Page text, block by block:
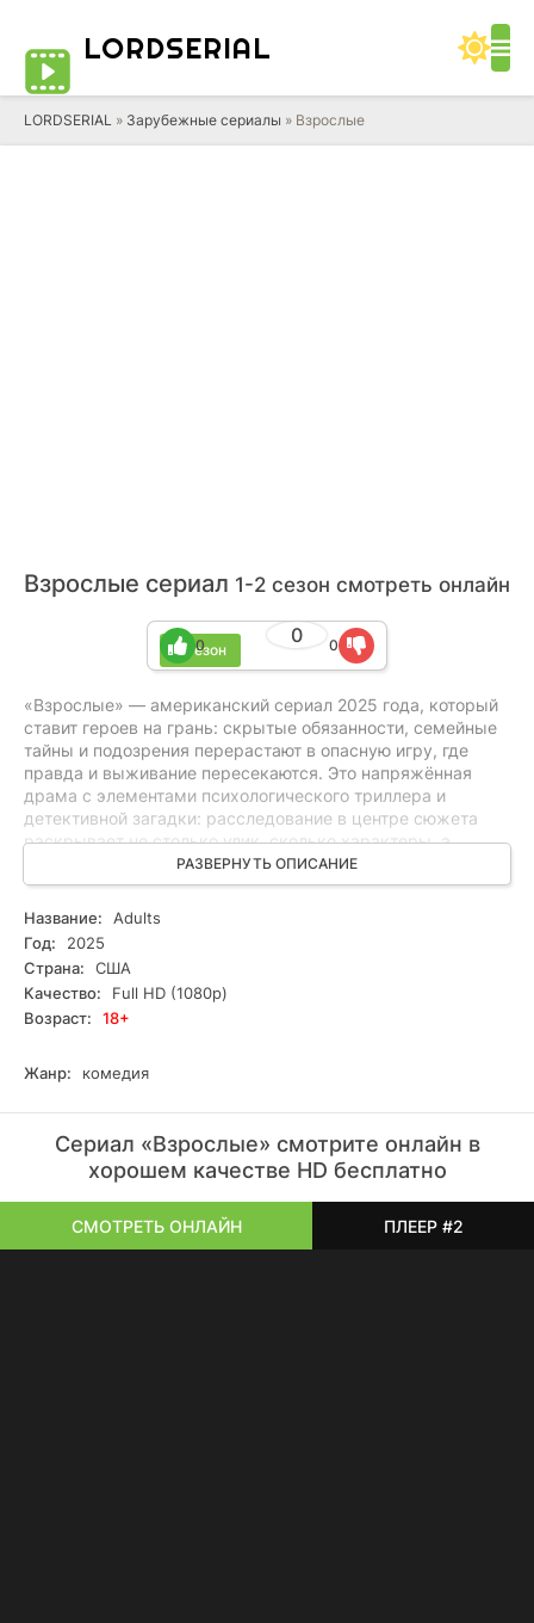
LORDSERIAL
LORDSERIAL » Зарубежные сериалы » Взрослые
Взрослые сериал 1-2 сезон смотреть онлайн
2 сезон
0
0 0
«Взрослые» — американский сериал 2025 года, который
ставит героев на грань: скрытые обязанности, семейные
тайны и подозрения перерастают в опасную игру, где
правда и выживание пересекаются. Это напряжённая
драма с элементами психологического триллера и
детективной загадки: расследование в центре сюжета
раскрывает не столько улик, сколько характеры, а
главный конфликт держит под постоянным напряжением.
Сериал подойдёт тем, кто любит эмоционально
выверенные истории, закрученные интриги и моральные
ответам, не теряя темпа. Смотрите онлайн все серии
бесплатно в HD, в хорошем качестве.
РАЗВЕРНУТЬ ОПИСАНИЕ
Название:
Adults
Год:
2025
Страна:
США
Качество:
Full HD (1080p)
Возраст:
18+
Жанр: комедия
Сериал «Взрослые» смотрите онлайн в
хорошем качестве HD бесплатно
СМОТРЕТЬ ОНЛАЙН ПЛЕЕР #2